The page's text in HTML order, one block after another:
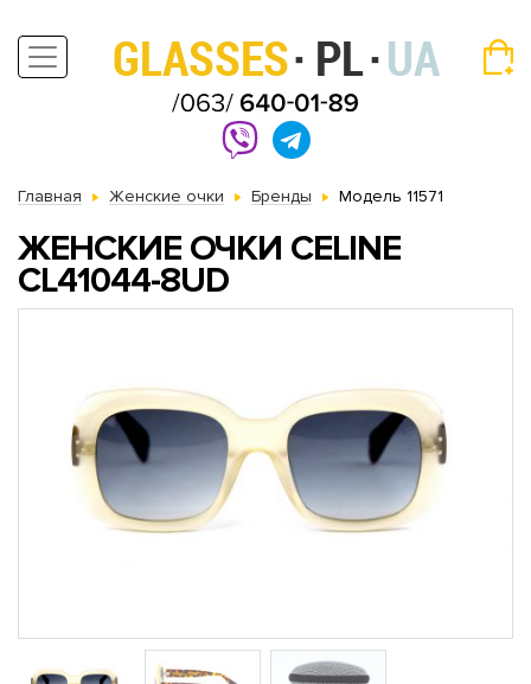
Главная Женские очки Бренды Модель 11571
ЖЕНСКИЕ ОЧКИ CELINE
CL41044-8UD